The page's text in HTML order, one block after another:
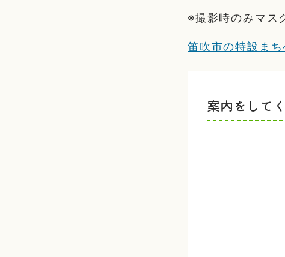
※撮影時のみマス
笛吹市の特設まち
案内をして